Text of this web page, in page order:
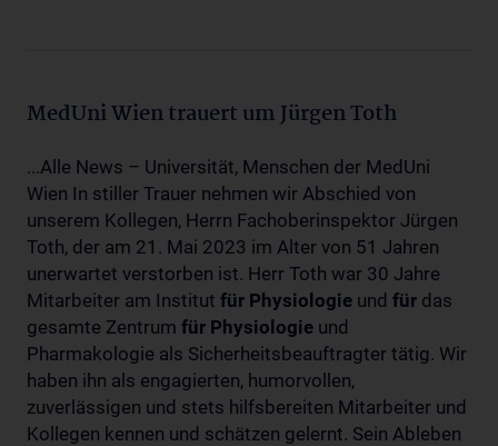
MedUni Wien trauert um Jürgen Toth
...Alle News – Universität, Menschen der MedUni
Wien In stiller Trauer nehmen wir Abschied von
unserem Kollegen, Herrn Fachoberinspektor Jürgen
Toth, der am 21. Mai 2023 im Alter von 51 Jahren
unerwartet verstorben ist. Herr Toth war 30 Jahre
Mitarbeiter am Institut für Physiologie und für das
gesamte Zentrum für Physiologie und
Pharmakologie als Sicherheitsbeauftragter tätig. Wir
haben ihn als engagierten, humorvollen,
zuverlässigen und stets hilfsbereiten Mitarbeiter und
Kollegen kennen und schätzen gelernt. Sein Ableben